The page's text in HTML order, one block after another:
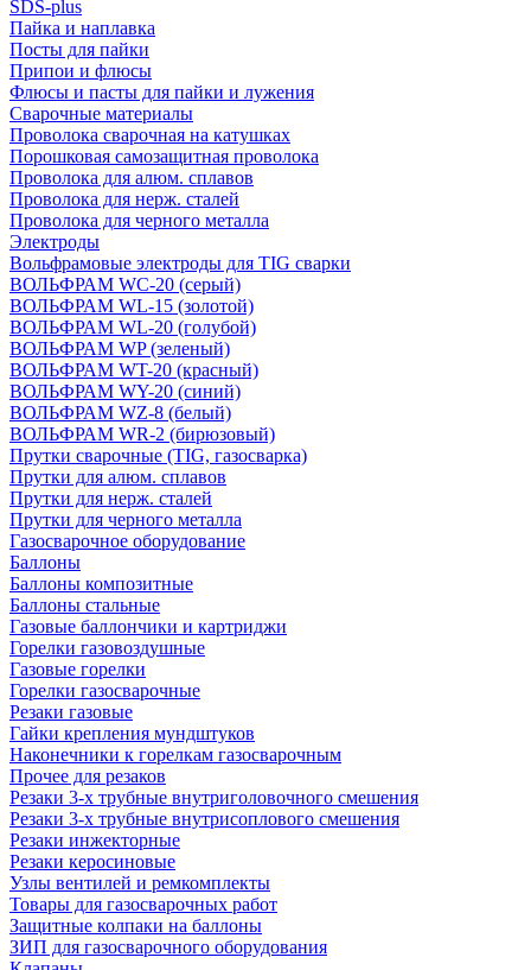
SDS-plus
Пайка и наплавка
Посты для пайки
Припои и флюсы
Флюсы и пасты для пайки и лужения
Сварочные материалы
Проволока сварочная на катушках
Порошковая самозащитная проволока
Проволока для алюм. сплавов
Проволока для нерж. сталей
Проволока для черного металла
Электроды
Вольфрамовые электроды для TIG сварки
ВОЛЬФРАМ WC-20 (серый)
ВОЛЬФРАМ WL-15 (золотой)
ВОЛЬФРАМ WL-20 (голубой)
ВОЛЬФРАМ WP (зеленый)
ВОЛЬФРАМ WT-20 (красный)
ВОЛЬФРАМ WY-20 (синий)
ВОЛЬФРАМ WZ-8 (белый)
ВОЛЬФРАМ WR-2 (бирюзовый)
Прутки сварочные (TIG, газосварка)
Прутки для алюм. сплавов
Прутки для нерж. сталей
Прутки для черного металла
Газосварочное оборудование
Баллоны
Баллоны композитные
Баллоны стальные
Газовые баллончики и картриджи
Горелки газовоздушные
Газовые горелки
Горелки газосварочные
Резаки газовые
Гайки крепления мундштуков
Наконечники к горелкам газосварочным
Прочее для резаков
Резаки 3-х трубные внутриголовочного смешения
Резаки 3-х трубные внутрисоплового смешения
Резаки инжекторные
Резаки керосиновые
Узлы вентилей и ремкомплекты
Товары для газосварочных работ
Защитные колпаки на баллоны
ЗИП для газосварочного оборудования